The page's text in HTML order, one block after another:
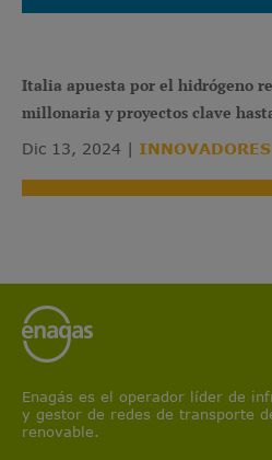
Italia apuesta por el hidrógeno
millonaria y proyectos clave
Dic 13, 2024 INNOVADORES
Enagás es el operador líder de
y gestor de redes de transporte
renovable.